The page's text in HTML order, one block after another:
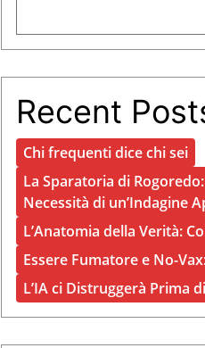
Recent
Chi frequenti dice chi sei
La Sparatoria di
Necessità di un’Indagine
L’Anatomia della Verità:
Essere Fumatore e No-
L’IA ci Distruggerà Prima